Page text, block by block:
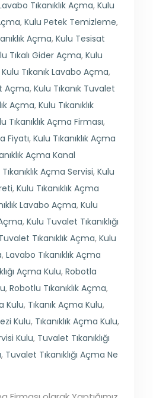
Tıkanıklık Açma, Kulu
, Kulu Petek Temizleme,
Açma, Kulu Tesisat
Tıkalı Gider Açma, Kulu
Kulu Tıkanık Lavabo Açma,
Açma, Kulu Tıkanık Tuvalet
Açma, Kulu Tıkanıklık
Tıkanıklık Açma Firması,
Fiyatı, Kulu Tıkanıklık Açma
Açma Kanal
Açma Servisi, Kulu
, Kulu Tıkanıklık Açma
Lavabo Açma, Kulu
, Kulu Tuvalet Tıkanıklığı
Tıkanıklık Açma, Kulu
, Lavabo Tıkanıklık Açma
Açma Kulu, Robotla
, Robotlu Tıkanıklık Açma,
Kulu, Tıkanık Açma Kulu,
Kulu, Tıkanıklık Açma Kulu,
Kulu, Tuvalet Tıkanıklığı
, Tuvalet Tıkanıklığı Açma Ne